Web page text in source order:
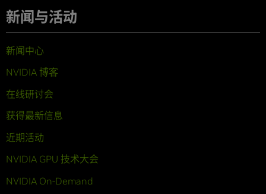
新闻与活动
新闻中心
NVIDIA 博客
在线研讨会
获得最新信息
近期活动
NVIDIA GPU 技术大会
NVIDIA On-Demand